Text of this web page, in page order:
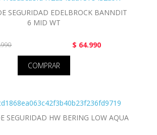
SEGURIDAD EDELBROCK BANNDIT
6 MID WT
$ 64.990
COMPRAR
SEGURIDAD HW BERING LOW AQUA